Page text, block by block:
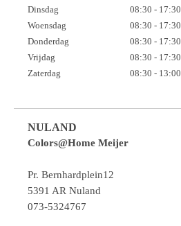
Dinsdag
08:30 - 17:30
Woensdag
08:30 - 17:30
Donderdag
08:30 - 17:30
Vrijdag
08:30 - 17:30
Zaterdag
08:30 - 13:00
NULAND
Colors@Home Meijer
Pr. Bernhardplein12
5391 AR Nuland
073-5324767